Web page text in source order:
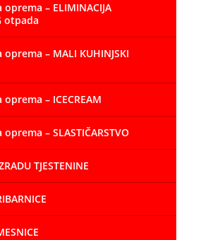
– ELIMINACIJA
otpada
– MALI KUHINJSKI
– ICECREAM
– SLASTIČARSTVO
TJESTENINE